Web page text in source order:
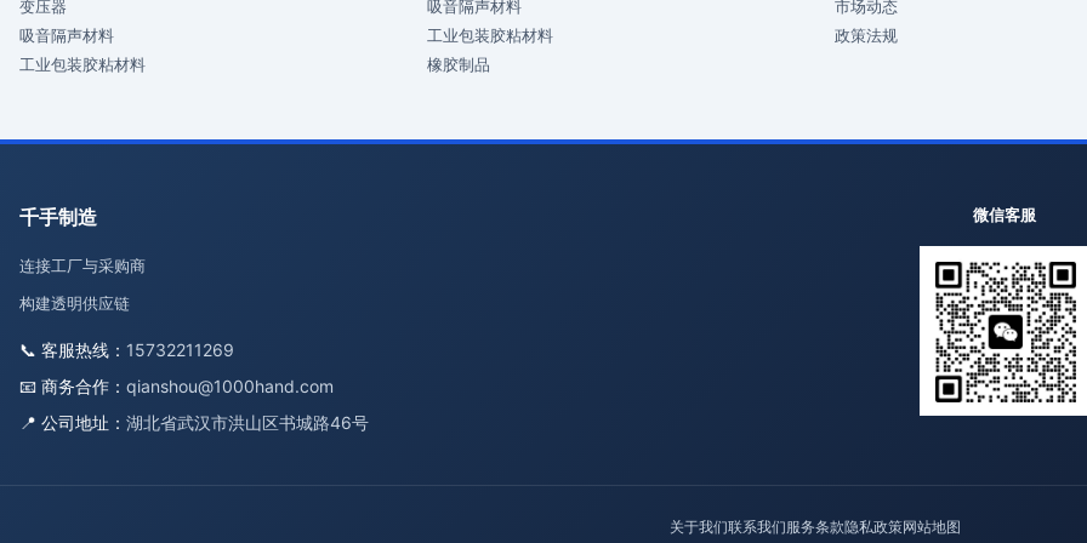
变压器
吸音隔声材料
工业包装胶粘材料
吸音隔声材料
工业包装胶粘材料
橡胶制品
市场动态
政策法规
千手制造
连接工厂与采购商
构建透明供应链
📞 客服热线： 15732211269
📧 商务合作： qianshou@1000hand.com
📍 公司地址： 湖北省武汉市洪山区书城路46号
微信客服
关于我们联系我们服务条款隐私政策网站地图